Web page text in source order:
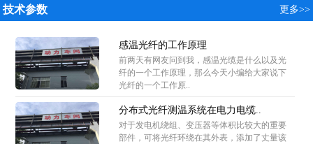
技术参数 更多>>
感温光纤的工作原理
前两天有网友问到我，感温光缆是什么以及光
纤的一个工作原理，那么今天小编给大家说下
光纤的一个工作原..
分布式光纤测温系统在电力电缆..
对于发电机绕组、变压器等体积比较大的重要
部件，可将光纤环绕在其外表，添加了丈量该